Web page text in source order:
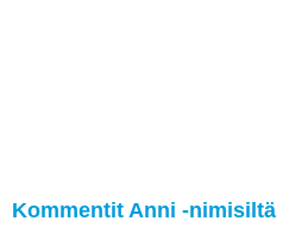
Kommentit Anni -nimisiltä